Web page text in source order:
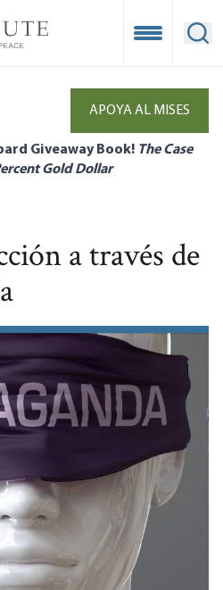
Open
APOYA AL MISES
Giveaway Book! The Case
Gold Dollar
a través de